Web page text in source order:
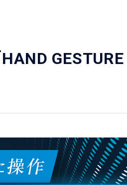
HAND GESTURE